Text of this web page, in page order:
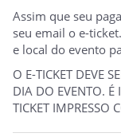
Assim que seu
seu email o e-
e local do evento
O E-TICKET DEVE
DIA DO EVENTO. É
TICKET IMPRESSO